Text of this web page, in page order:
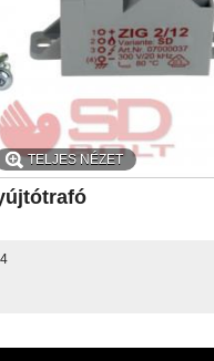
TELJES NÉZET